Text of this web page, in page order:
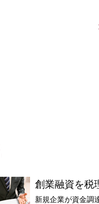
創業融資を税
新規企業が資金調